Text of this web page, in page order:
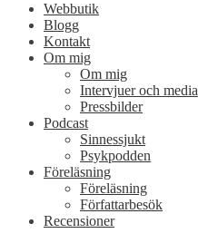
Webbutik
Blogg
Kontakt
Om mig
Om mig
Intervjuer och media
Pressbilder
Podcast
Sinnessjukt
Psykpodden
Föreläsning
Föreläsning
Författarbesök
Recensioner